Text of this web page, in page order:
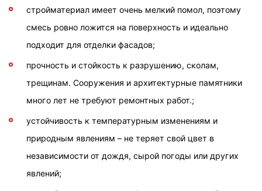
стройматериал имеет очень мелкий помол, поэтому
смесь ровно ложится на поверхность и идеально
подходит для отделки фасадов;
прочность и стойкость к разрушению, сколам,
трещинам. Сооружения и архитектурные памятники
много лет не требуют ремонтных работ.;
устойчивость к температурным изменениям и
природным явлениям – не теряет свой цвет в
независимости от дождя, сырой погоды или других
явлений;